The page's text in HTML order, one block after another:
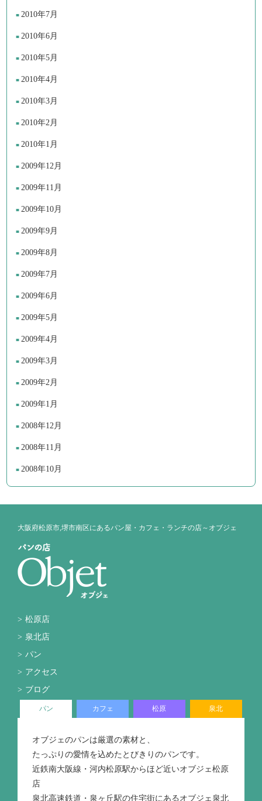
2010年7月
2010年6月
2010年5月
2010年4月
2010年3月
2010年2月
2010年1月
2009年12月
2009年11月
2009年10月
2009年9月
2009年8月
2009年7月
2009年6月
2009年5月
2009年4月
2009年3月
2009年2月
2009年1月
2008年12月
2008年11月
2008年10月
大阪府松原市,堺市南区にあるパン屋・カフェ・ランチの店～オブジェ
松原店
泉北店
パン
アクセス
ブログ
パン カフェ 松原 泉北
オブジェのパンは厳選の素材と、
たっぷりの愛情を込めたとびきりのパンです。
近鉄南大阪線・河内松原駅からほど近いオブジェ松原
店
泉北高速鉄道・泉ヶ丘駅の住宅街にあるオブジェ泉北